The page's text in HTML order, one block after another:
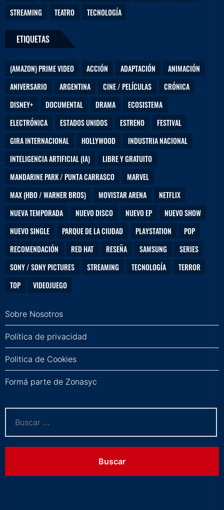
STREAMING
TEATRO TECNOLOGÍA
ETIQUETAS
(AMAZON) PRIME VIDEO ACCIÓN ADAPTACIÓN
ANIMACIÓN
ANIVERSARIO
ARGENTINA CINE / PELÍCULAS
CRÓNICA
DISNEY+
DOCUMENTAL DRAMA
ECOSISTEMA
ELECTRÓNICA
ESTADOS UNIDOS ESTRENO
FESTIVAL
GIRA INTERNACIONAL
HOLLYWOOD
INDUSTRIA NACIONAL
INTELIGENCIA ARTIFICIAL (IA)
LIBRE Y GRATUITO
MANDARINE PARK / PUNTA CARRASCO
MARVEL
MAX (HBO / WARNER BROS)
MOVISTAR ARENA
NETFLIX
NUEVA TEMPORADA
NUEVO DISCO NUEVO EP
NUEVO SHOW
NUEVO SINGLE
PARQUE DE LA CIUDAD PLAYSTATION
POP
RECOMENDACIÓN
RED HAT RESEÑA SAMSUNG
SERIES
SONY / SONY PICTURES
STREAMING TECNOLOGÍA
TERROR
TOP
VIDEOJUEGO
Sobre Nosotros
Política de privacidad
Politica de Cookies
Formá parte de Zonasyc